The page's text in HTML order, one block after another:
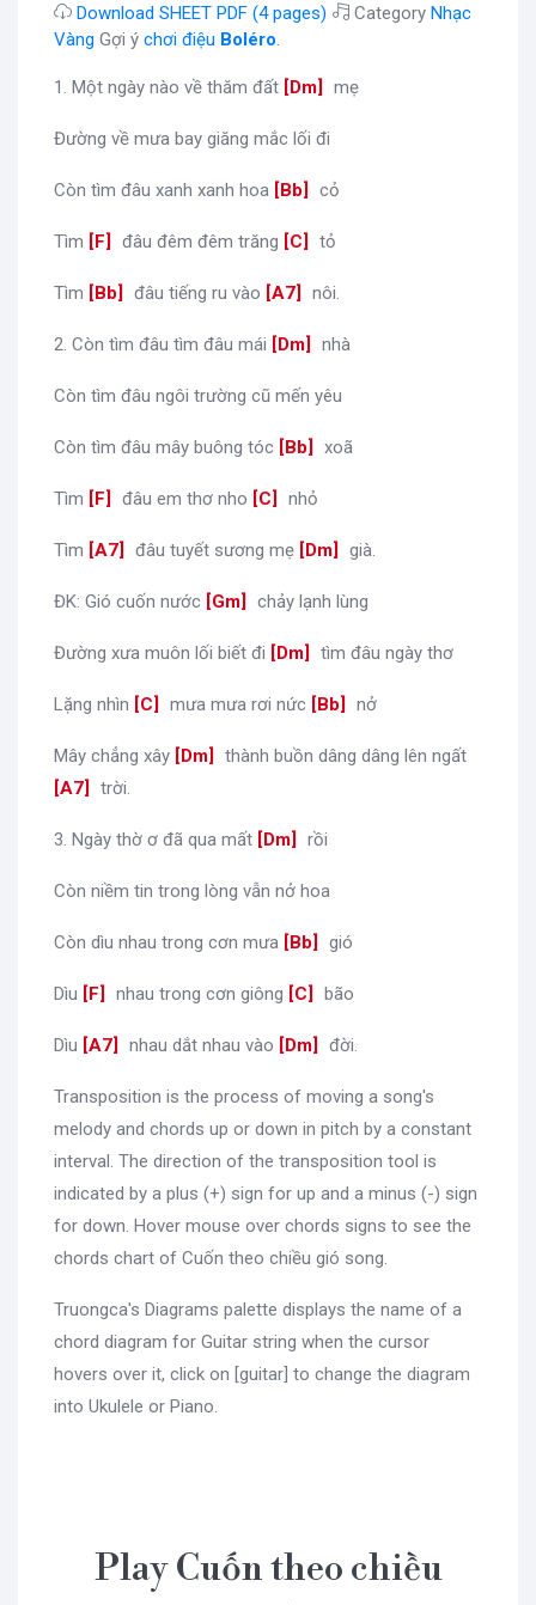
Download SHEET PDF (4 pages) Category Nhạc
Vàng Gợi ý chơi điệu Boléro
1. Một ngày nào về thăm đất [Dm mẹ
Đường về mưa bay giăng mắc lối đi
Còn tìm đâu xanh xanh hoa [Bb cỏ
Tìm [F đâu đêm đêm trăng [C tỏ
Tìm [Bb đâu tiếng ru vào [A7 nôi.
2. Còn tìm đâu tìm đâu mái [Dm nhà
Còn tìm đâu ngôi trường cũ mến yêu
Còn tìm đâu mây buông tóc [Bb xoã
Tìm [F đâu em thơ nho [C nhỏ
Tìm [A7 đâu tuyết sương mẹ [Dm già.
ĐK: Gió cuốn nước [Gm chảy lạnh lùng
Đường xưa muôn lối biết đi [Dm tìm đâu ngày thơ
Lặng nhìn [C mưa mưa rơi nức [Bb nở
Mây chẳng xây [Dm thành buồn dâng dâng lên ngất
A7
trời.
3. Ngày thờ ơ đã qua mất [Dm rồi
Còn niềm tin trong lòng vẫn nở hoa
Còn dìu nhau trong cơn mưa [Bb gió
Dìu [F nhau trong cơn giông [C bão
Dìu [A7 nhau dắt nhau vào [Dm đời.
Transposition is the process of moving a song's
melody and chords up or down in pitch by a constant
interval. The direction of the transposition tool is
indicated by a plus (+) sign for up and a minus (-) sign
for down. Hover mouse over chords signs to see the
chords chart of Cuốn theo chiều gió song.
Truongca's Diagrams palette displays the name of a
chord diagram for Guitar string when the cursor
hovers over it, click on [guitar] to change the diagram
into Ukulele or Piano.
Play Cuốn theo chiều